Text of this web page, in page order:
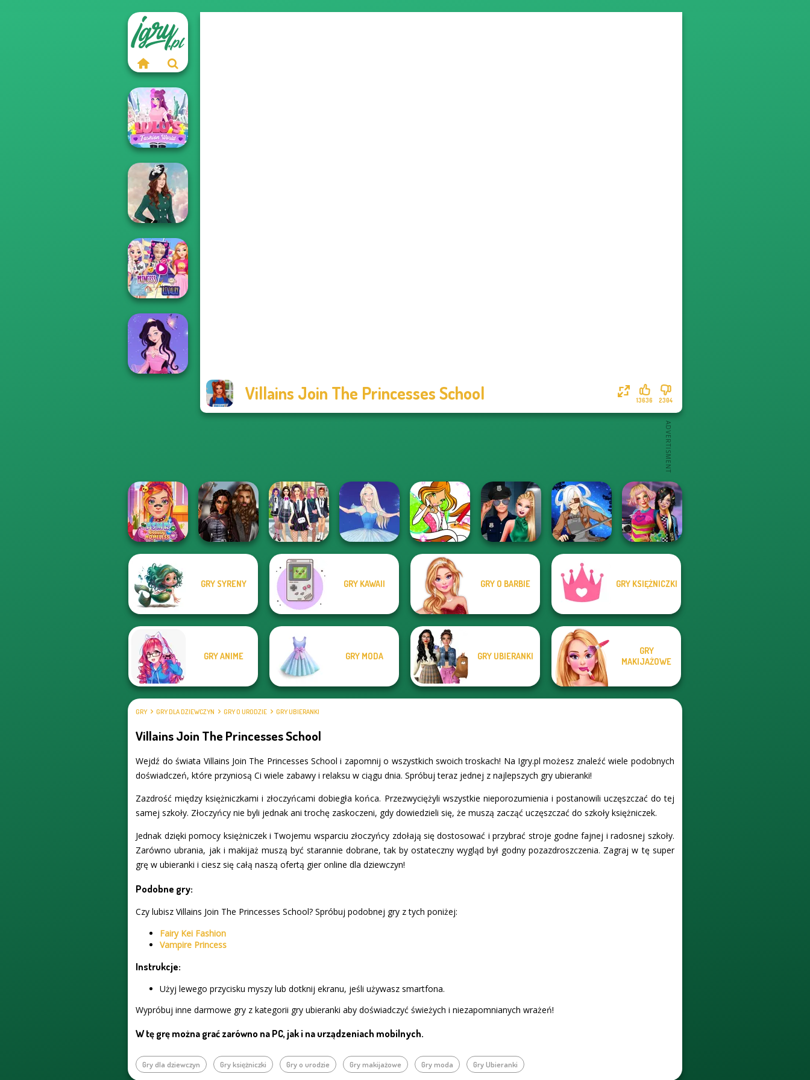
Villains Join The Princesses School 2304
13636
Lulus Fashion
World
Kate Middleton
Elsa And
Rapunzel
Princess Riv...
ASMR Beauty
Homeless
Medieval
College Girls
Team Makeover
Winx Paint Fairy
Color
Style Police
SNK Cosplayer
BFFs Weirdcore
GRY SYRENY GRY KAWAII GRY O BARBIE GRY KSIĘŻNICZKI
GRY ANIME GRY MODA GRY UBIERANKI
GRY
MAKIJAŻOWE
GRY GRY DLA DZIEWCZYN GRY O URODZIE GRY UBIERANKI
Villains Join The Princesses School
Wejdź do świata Villains Join The Princesses School i zapomnij o wszystkich swoich troskach! Na Igry.pl możesz znaleźć wiele podobnych
doświadczeń, które przyniosą Ci wiele zabawy i relaksu w ciągu dnia. Spróbuj teraz jednej z najlepszych gry ubieranki!
Zazdrość między księżniczkami i złoczyńcami dobiegła końca. Przezwyciężyli wszystkie nieporozumienia i postanowili uczęszczać do tej
samej szkoły. Złoczyńcy nie byli jednak ani trochę zaskoczeni, gdy dowiedzieli się, że muszą zacząć uczęszczać do szkoły księżniczek.
Jednak dzięki pomocy księżniczek i Twojemu wsparciu złoczyńcy zdołają się dostosować i przybrać stroje godne fajnej i radosnej szkoły.
Zarówno ubrania, jak i makijaż muszą być starannie dobrane, tak by ostateczny wygląd był godny pozazdroszczenia. Zagraj w tę super
grę w ubieranki i ciesz się całą naszą ofertą gier online dla dziewczyn!
Podobne gry:
Czy lubisz Villains Join The Princesses School? Spróbuj podobnej gry z tych poniżej:
Fairy Kei Fashion
Vampire Princess
Instrukcje:
Użyj lewego przycisku myszy lub dotknij ekranu, jeśli używasz smartfona.
Wypróbuj inne darmowe gry z kategorii gry ubieranki aby doświadczyć świeżych i niezapomnianych wrażeń!
W tę grę można grać zarówno na PC, jak i na urządzeniach mobilnych.
Gry dla dziewczyn Gry księżniczki Gry o urodzie Gry makijażowe Gry moda Gry Ubieranki